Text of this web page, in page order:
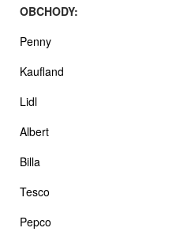
OBCHODY:
Penny
Kaufland
Lidl
Albert
Billa
Tesco
Pepco